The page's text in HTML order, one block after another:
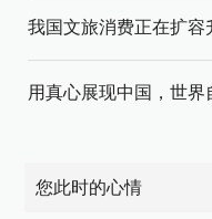
我国文旅消费正在扩容
用真心展现中国，世界
您此时的心情